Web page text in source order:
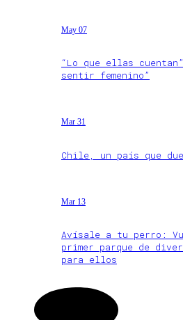
May 07
“Lo que ellas
sentir femenino”
Mar 31
Chile, un país que
Mar 13
Avísale a tu perro:
primer parque de
para ellos